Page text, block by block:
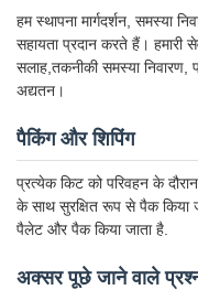
हम स्थापना मार्गदर्शन, समस्या
सहायता प्रदान करते हैं। हमारी
सलाह,तकनीकी समस्या निवारण,
अद्यतन।
पैकिंग और शिपिंग
प्रत्येक किट को परिवहन के
के साथ सुरक्षित रूप से पैक किया
पैलेट और पैक किया जाता है.
अक्सर पूछे जाने वाले